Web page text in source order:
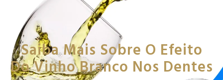
Saiba Mais Sobre O Efeito
Do Vinho Branco Nos Dentes